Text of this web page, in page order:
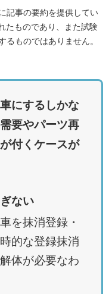
記事の要約を提供してい
たものであり、また試験
るものではありません。
にするしかな
要やパーツ再
付くケースが
ない
を抹消登録・
的な登録抹消
体が必要なわ